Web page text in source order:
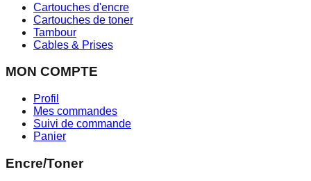
Cartouches d'encre
Cartouches de toner
Tambour
Cables & Prises
MON COMPTE
Profil
Mes commandes
Suivi de commande
Panier
Encre/Toner